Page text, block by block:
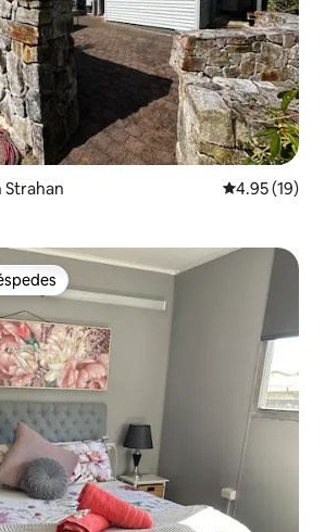
Strahan Calificación
4.95 (19)